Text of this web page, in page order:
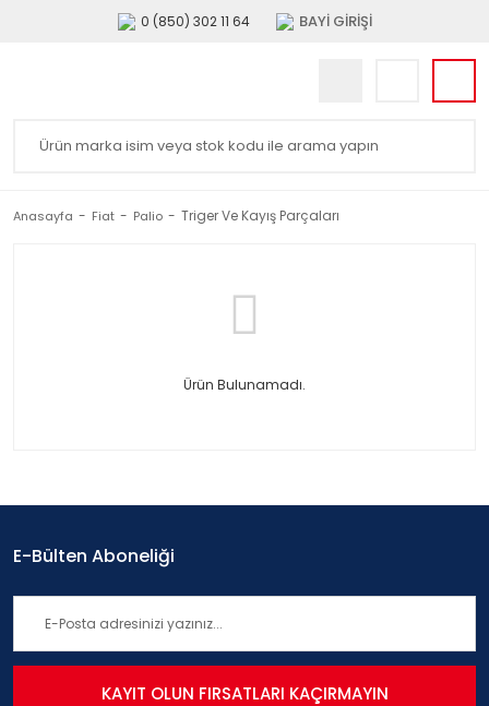
0 (850) 302 11 64 BAYİ GİRİŞİ
Anasayfa Fiat Palio Triger Ve Kayış Parçaları
Ürün Bulunamadı.
E-Bülten Aboneliği
KAYIT OLUN FIRSATLARI KAÇIRMAYIN